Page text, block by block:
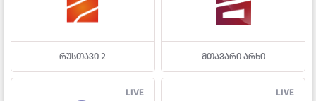
რუსთავი 2 მთავარი არხი
LIVE LIVE